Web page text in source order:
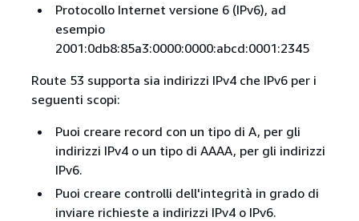
Protocollo Internet versione 6 (IPv6), ad
esempio
2001:0db8:85a3:0000:0000:abcd:0001:2345
Route 53 supporta sia indirizzi IPv4 che IPv6 per i
seguenti scopi:
Puoi creare record con un tipo di A, per gli
indirizzi IPv4 o un tipo di AAAA, per gli indirizzi
IPv6.
Puoi creare controlli dell'integrità in grado di
inviare richieste a indirizzi IPv4 o IPv6.